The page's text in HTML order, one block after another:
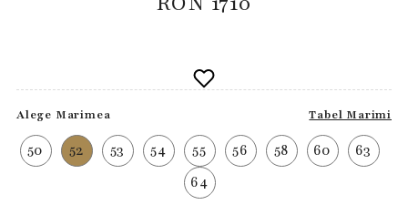
Alege Marimea Tabel Marimi
50 52 53 54 55 56 58 60
63
64